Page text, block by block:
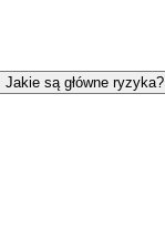
Jakie są główne ryzyka?